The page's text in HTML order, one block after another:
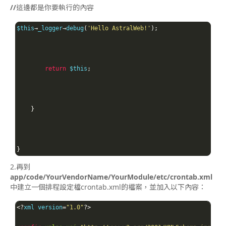
//這邊都是你要執行的內容
$this→ _logger→debug ( 'Hello AstralWeb!' );
return $this ;
}
}
2.再到
app/code/YourVendorName/YourModule/etc/crontab.xml
中建立一個排程設定檔crontab.xml的檔案， 並加入以下內容：
<?xml version="1.0"?>